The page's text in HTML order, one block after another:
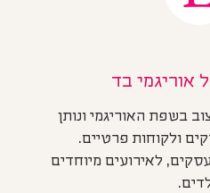
אוריגמי בד
בשפת האוריגמי ונותן
ולקוחות פרטיים.
לאירועים מיוחדים